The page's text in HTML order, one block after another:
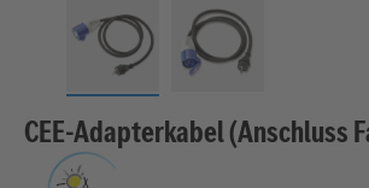
CEE-Adapterkabel (Anschluss